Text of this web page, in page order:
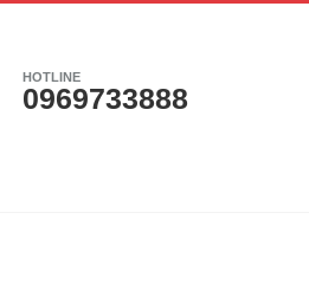
HOTLINE
0969733888